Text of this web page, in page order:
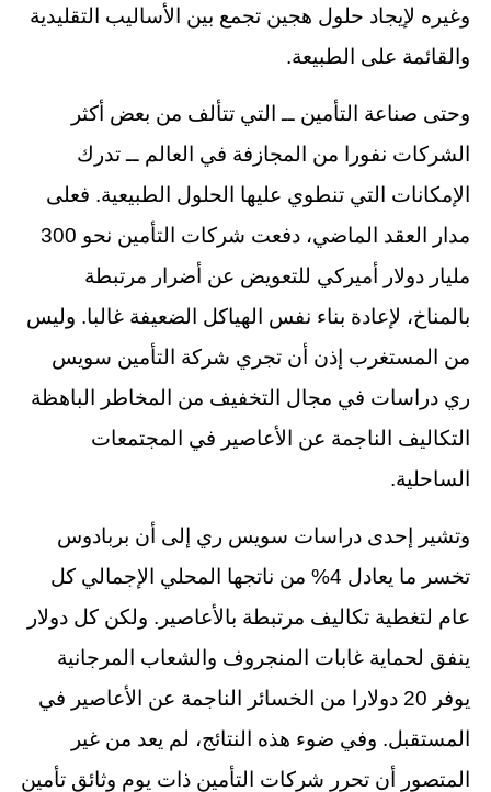
وغيره لإيجاد حلول هجين تجمع بين الأساليب التقليدية
والقائمة على الطبيعة.
وحتى صناعة التأمين ــ التي تتألف من بعض أكثر
الشركات نفورا من المجازفة في العالم ــ تدرك
الإمكانات التي تنطوي عليها الحلول الطبيعية. فعلى
مدار العقد الماضي، دفعت شركات التأمين نحو 300
مليار دولار أميركي للتعويض عن أضرار مرتبطة
بالمناخ، لإعادة بناء نفس الهياكل الضعيفة غالبا. وليس
من المستغرب إذن أن تجري شركة التأمين سويس
ري دراسات في مجال التخفيف من المخاطر الباهظة
التكاليف الناجمة عن الأعاصير في المجتمعات
الساحلية.
وتشير إحدى دراسات سويس ري إلى أن بربادوس
تخسر ما يعادل 4% من ناتجها المحلي الإجمالي كل
عام لتغطية تكاليف مرتبطة بالأعاصير. ولكن كل دولار
ينفق لحماية غابات المنجروف والشعاب المرجانية
يوفر 20 دولارا من الخسائر الناجمة عن الأعاصير في
المستقبل. وفي ضوء هذه النتائج، لم يعد من غير
المتصور أن تحرر شركات التأمين ذات يوم وثائق تأمين